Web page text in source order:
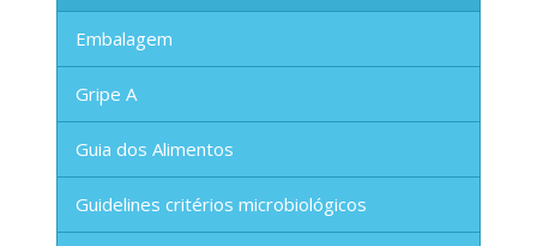
Embalagem
Gripe A
Guia dos Alimentos
Guidelines critérios microbiológicos